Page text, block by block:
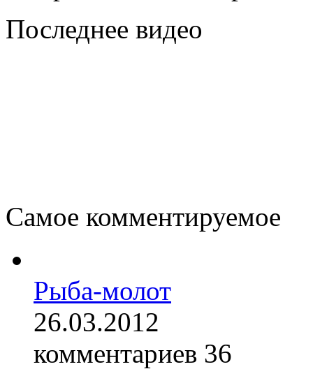
Последнее видео
Самое комментируемое
Рыба-молот
26.03.2012
комментариев 36